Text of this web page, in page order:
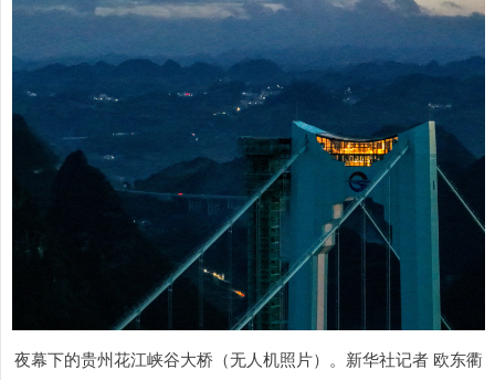
夜幕下的贵州花江峡谷大桥（无人机照片）。新华社记者 欧东衢